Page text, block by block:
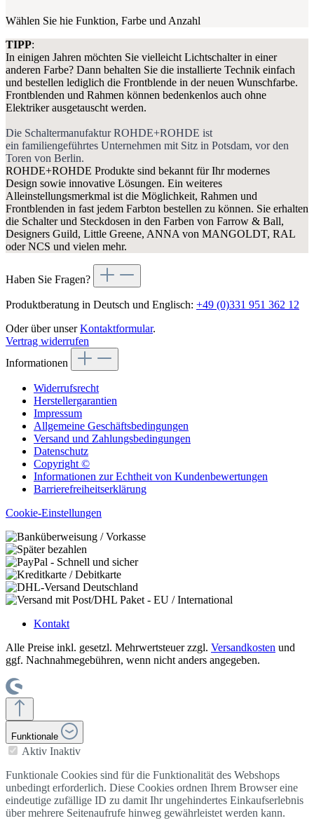
Wählen Sie hie Funktion, Farbe und Anzahl
TIPP:
In einigen Jahren möchten Sie vielleicht Lichtschalter in einer
anderen Farbe? Dann behalten Sie die installierte Technik einfach
und bestellen lediglich die Frontblende in der neuen Wunschfarbe.
Frontblenden und Rahmen können bedenkenlos auch ohne
Elektriker ausgetauscht werden.
Die Schaltermanufaktur ROHDE+ROHDE ist
ein familiengeführtes Unternehmen mit Sitz in Potsdam, vor den
Toren von Berlin.
ROHDE+ROHDE Produkte sind bekannt für Ihr modernes
Design sowie innovative Lösungen. Ein weiteres
Alleinstellungsmerkmal ist die Möglichkeit, Rahmen und
Frontblenden in fast jedem Farbton bestellen zu können. Sie erhalten
die Schalter und Steckdosen in den Farben von Farrow & Ball,
Designers Guild, Little Greene, ANNA von MANGOLDT, RAL
oder NCS und vielen mehr.
Haben Sie Fragen?
Produktberatung in Deutsch und Englisch: +49 (0)331 951 362 12
Oder über unserKontaktformular.
Vertrag widerrufen
Informationen
Widerrufsrecht
Herstellergarantien
Impressum
Allgemeine Geschäftsbedingungen
Versand und Zahlungsbedingungen
Datenschutz
Copyright ©
Informationen zur Echtheit von Kundenbewertungen
Barrierefreiheitserklärung
Cookie-Einstellungen
Kontakt
Alle Preise inkl. gesetzl. Mehrwertsteuer zzgl. Versandkosten und
ggf. Nachnahmegebühren, wenn nicht anders angegeben.
Funktionale
Aktiv Inaktiv
Funktionale Cookies sind für die Funktionalität des Webshops
unbedingt erforderlich. Diese Cookies ordnen Ihrem Browser eine
eindeutige zufällige ID zu damit Ihr ungehindertes Einkaufserlebnis
über mehrere Seitenaufrufe hinweg gewährleistet werden kann.